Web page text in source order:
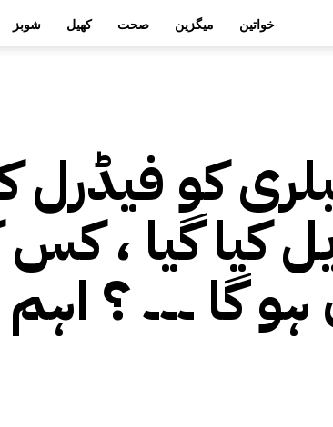
شوبز کھیل صحت میگزین خواتین
کو فیڈرل
کیا گیا ، کس
گا ۔۔۔ ؟